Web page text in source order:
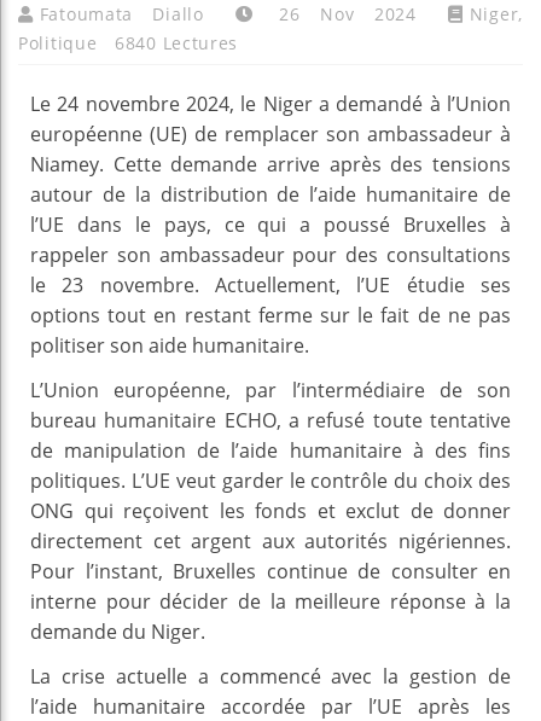
Fatoumata Diallo 26 Nov 2024 Niger,
Politique
6840 Lectures
Le 24 novembre 2024, le Niger a demandé à l’Union
européenne (UE) de remplacer son ambassadeur à
Niamey. Cette demande arrive après des tensions
autour de la distribution de l’aide humanitaire de
l’UE dans le pays, ce qui a poussé Bruxelles à
rappeler son ambassadeur pour des consultations
le 23 novembre. Actuellement, l’UE étudie ses
options tout en restant ferme sur le fait de ne pas
politiser son aide humanitaire.
L’Union européenne, par l’intermédiaire de son
bureau humanitaire ECHO, a refusé toute tentative
de manipulation de l’aide humanitaire à des fins
politiques. L’UE veut garder le contrôle du choix des
ONG qui reçoivent les fonds et exclut de donner
directement cet argent aux autorités nigériennes.
Pour l’instant, Bruxelles continue de consulter en
interne pour décider de la meilleure réponse à la
demande du Niger.
La crise actuelle a commencé avec la gestion de
l’aide humanitaire accordée par l’UE après les